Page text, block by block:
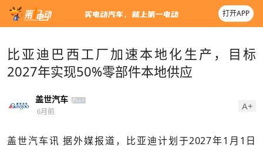
打开APP
比亚迪巴西工厂加速本地化生产，目标
2027年实现50%零部件本地供应
盖世汽车
6月前 A+
盖世汽车讯 据外媒报道，比亚迪计划于2027年1月1日